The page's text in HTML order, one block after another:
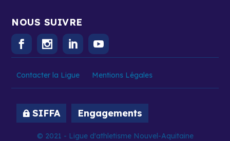
NOUS SUIVRE
Contacter la Ligue Mentions Légales
SIFFA Engagements
© 2021 - Ligue d'athletisme Nouvel-Aquitaine